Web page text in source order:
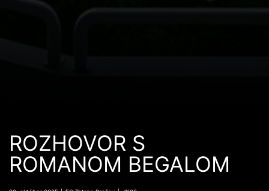
ROZHOVOR S
ROMANOM BEGALOM